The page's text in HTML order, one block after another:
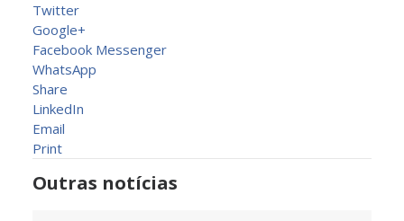
Twitter
Google+
Facebook Messenger
WhatsApp
Share
LinkedIn
Email
Print
Outras notícias